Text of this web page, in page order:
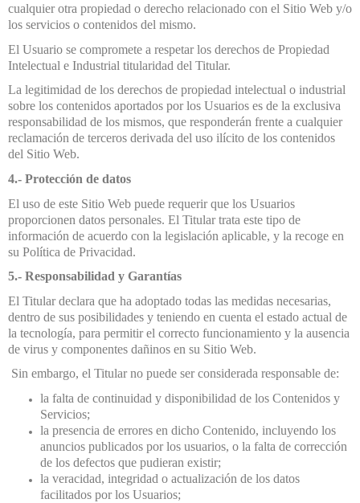
cualquier otra propiedad o derecho relacionado con el Sitio Web y/o
los servicios o contenidos del mismo.
El Usuario se compromete a respetar los derechos de Propiedad
Intelectual e Industrial titularidad del Titular.
La legitimidad de los derechos de propiedad intelectual o industrial
sobre los contenidos aportados por los Usuarios es de la exclusiva
responsabilidad de los mismos, que responderán frente a cualquier
reclamación de terceros derivada del uso ilícito de los contenidos
del Sitio Web.
4.- Protección de datos
El uso de este Sitio Web puede requerir que los Usuarios
proporcionen datos personales. El Titular trata este tipo de
información de acuerdo con la legislación aplicable, y la recoge en
su Política de Privacidad.
5.- Responsabilidad y Garantías
El Titular declara que ha adoptado todas las medidas necesarias,
dentro de sus posibilidades y teniendo en cuenta el estado actual de
la tecnología, para permitir el correcto funcionamiento y la ausencia
de virus y componentes dañinos en su Sitio Web.
Sin embargo, el Titular no puede ser considerada responsable de:
la falta de continuidad y disponibilidad de los Contenidos y
Servicios;
la presencia de errores en dicho Contenido, incluyendo los
anuncios publicados por los usuarios, o la falta de corrección
de los defectos que pudieran existir;
la veracidad, integridad o actualización de los datos
facilitados por los Usuarios;